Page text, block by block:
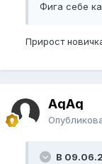
Фига себе
Прирост
AqAq
В